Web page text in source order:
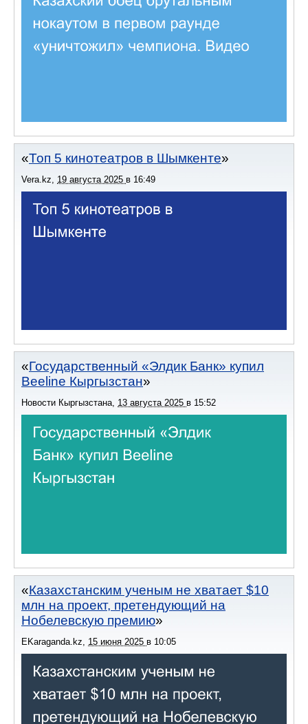
Топ 5 кинотеатров в Шымкенте
Vera.kz 19 августа 2025 в 16:49
Государственный «Элдик Банк» купил
Beeline Кыргызстан
Новости Кыргызстана, 13 августа 2025 в 15:52
Казахстанским ученым не хватает $10
млн на проект, претендующий на
Нобелевскую премию
EKaraganda.kz, 15 июня 2025 в 10:05